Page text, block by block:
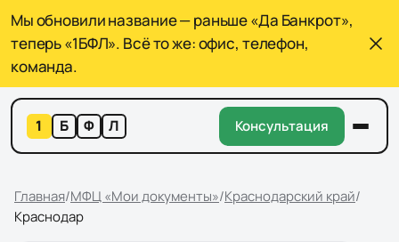
Мы обновили название — раньше «Да Банкрот»,
теперь «1БФЛ». Всё то же: офис, телефон,
команда.
1 Б Ф Л Консультация
Главная/МФЦ «Мои документы»/Краснодарский край/
Краснодар